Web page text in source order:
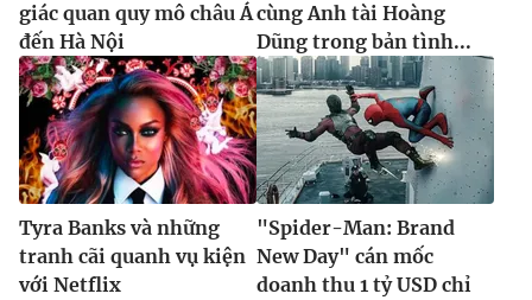
giác quan quy mô châu Á
đến Hà Nội
cùng Anh tài Hoàng
Dũng trong bản tình...
Tyra Banks và những
tranh cãi quanh vụ kiện
với Netflix
"Spider-Man: Brand
New Day" cán mốc
doanh thu 1 tỷ USD chỉ